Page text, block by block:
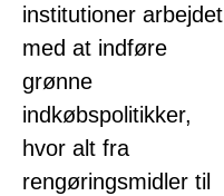
institutioner arbejdet
med at indføre
grønne
indkøbspolitikker,
hvor alt fra
rengøringsmidler til